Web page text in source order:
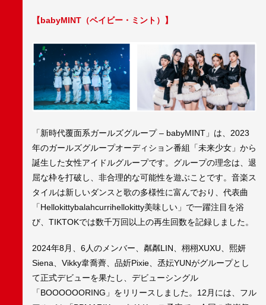
【babyMINT（ベイビー・ミント）】
「新時代覆面系ガールズグループ – babyMINT」は、2023
年のガールズグループオーディション番組「未来少女」から
誕生した女性アイドルグループです。グループの理念は、退
屈な枠を打破し、非合理的な可能性を遊ぶことです。音楽ス
タイルは新しいダンスと歌の多様性に富んでおり、代表曲
「Hellokittybalahcurrihellokitty美味しい」で一躍注目を浴
び、TIKTOKでは数千万回以上の再生回数を記録しました。
2024年8月、6人のメンバー、粼粼LIN、栩栩XUXU、熙妍
Siena、Vikky韋喬薺、品妡Pixie、丞妘YUNがグループとし
て正式デビューを果たし、デビューシングル
「BOOOOOORING」をリリースしました。12月には、フル